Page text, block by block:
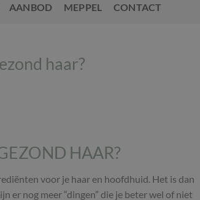
AANBOD MEPPEL CONTACT
haar?
HAAR?
voor je haar en hoofdhuid. Het is dan
er nog meer “dingen” die je beter wel of niet